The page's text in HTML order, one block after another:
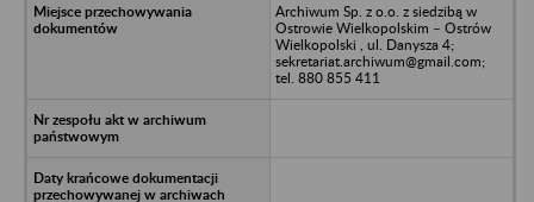
Archiwum Sp. z o.o. z siedzibą w
Ostrowie Wielkopolskim – Ostrów
Wielkopolski , ul. Danysza 4;
sekretariat.archiwum@gmail.com;
tel. 880 855 411